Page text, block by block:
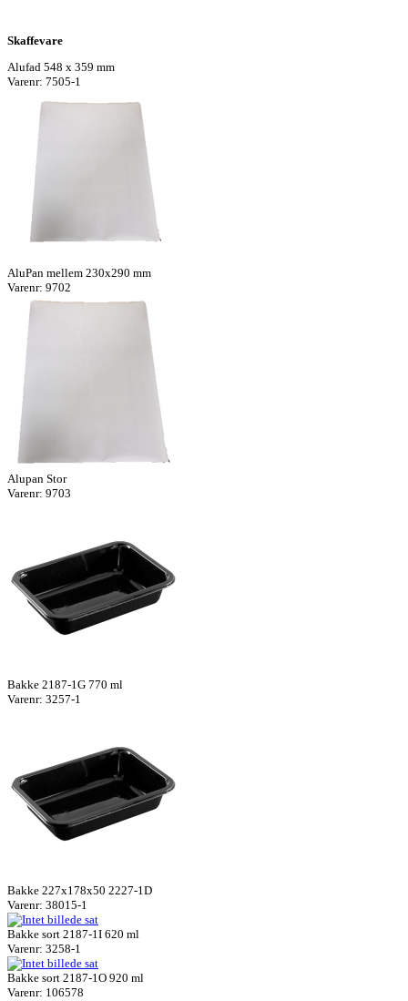
Skaffevare
Alufad 548 x 359 mm
Varenr: 7505-1
AluPan mellem 230x290 mm
Varenr: 9702
Alupan Stor
Varenr: 9703
Bakke 2187-1G 770 ml
Varenr: 3257-1
Bakke 227x178x50 2227-1D
Varenr: 38015-1
Bakke sort 2187-1I 620 ml
Varenr: 3258-1
Bakke sort 2187-1O 920 ml
Varenr: 106578